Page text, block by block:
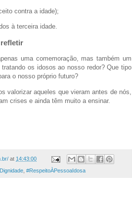
contra a idade);
à terceira idade.
uma comemoração, mas também um
os idosos ao nosso redor? Que tipo
o nosso próprio futuro?
valorizar aqueles que vieram antes de nós,
crises e ainda têm muito a ensinar.
at 14:43:00
#RespeitoÀPessoaIdosa